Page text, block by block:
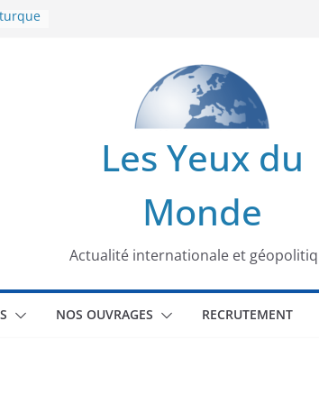
Les Yeux du
Monde
Actualité internationale et
NOS OUVRAGES RECRUTEMENT